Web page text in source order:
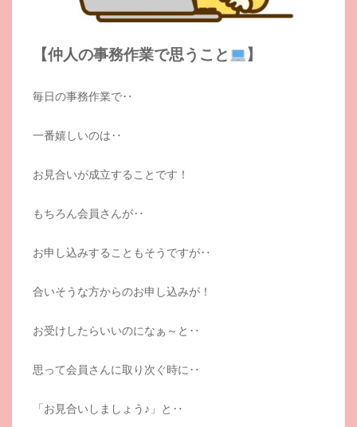
【仲人の事務作業で思うこと 】
毎日の事務作業で‥
一番嬉しいのは‥
お見合いが成立することです！
もちろん会員さんが‥
お申し込みすることもそうですが‥
合いそうな方からのお申し込みが！
お受けしたらいいのになぁ～と‥
思って会員さんに取り次ぐ時に‥
「お見合いしましょう♪」と‥